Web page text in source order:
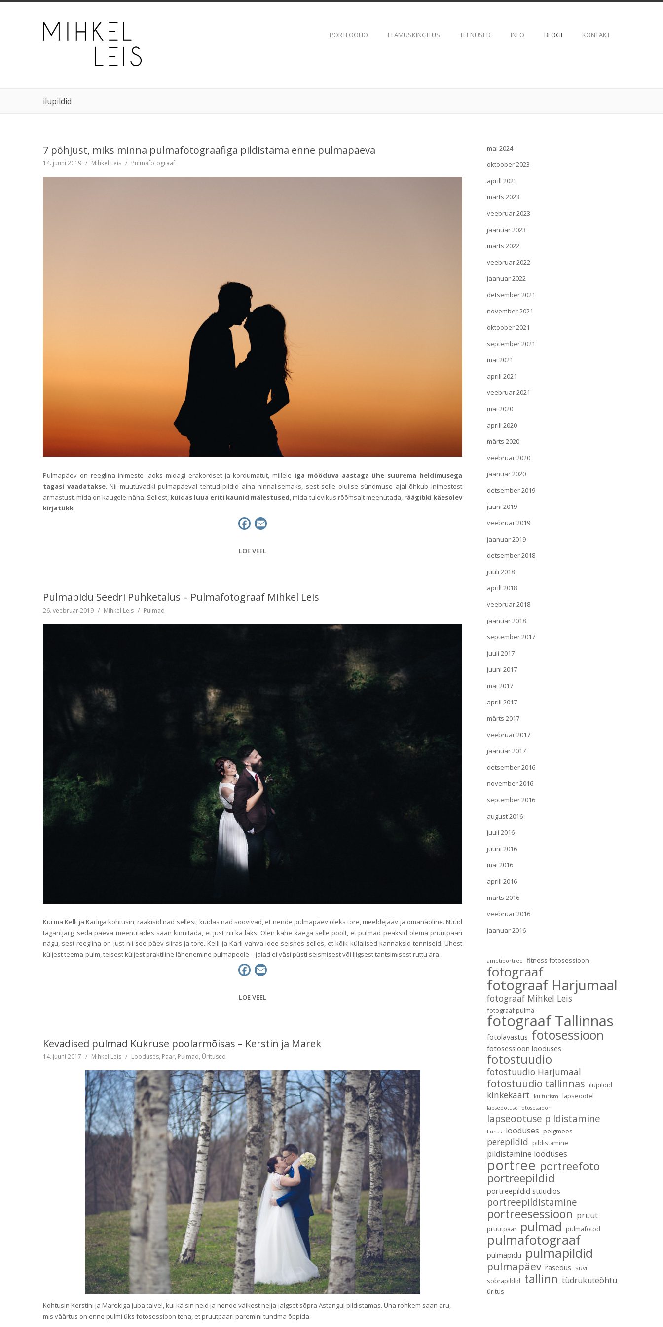
PORTFOOLIO ELAMUSKINGITUS TEENUSED INFO BLOGI KONTAKT
ilupildid
7 põhjust, miks minna pulmafotograafiga pildistama enne pulmapäeva
14. juuni 2019 / Mihkel Leis / Pulmafotograaf
Pulmapäev on reeglina inimeste jaoks midagi erakordset ja kordumatut, millele iga mööduva aastaga ühe suurema heldimusega
tagasi vaadatakse. Nii muutuvadki pulmapäeval tehtud pildid aina hinnalisemaks, sest selle olulise sündmuse ajal õhkub inimestest
armastust, mida on kaugele näha. Sellest, kuidas luua eriti kaunid mälestused, mida tulevikus rõõmsalt meenutada,räägibki käesolev
kirjatükk.
c
o
LOE VEEL
Pulmapidu Seedri Puhketalus – Pulmafotograaf Mihkel Leis
26. veebruar 2019 / Mihkel Leis / Pulmad
Kui ma Kelli ja Karliga kohtusin, rääkisid nad sellest, kuidas nad soovivad, et nende pulmapäev oleks tore, meeldejääv ja omanäoline. Nüüd
tagantjärgi seda päeva meenutades saan kinnitada, et just nii ka läks. Olen kahe käega selle poolt, et pulmad peaksid olema pruutpaari
nägu, sest reeglina on just nii see päev siiras ja tore. Kelli ja Karli vahva idee seisnes selles, et kõik külalised kannaksid tenniseid. Ühest
küljest teema-pulm, teisest küljest praktiline lähenemine pulmapeole – jalad ei väsi püsti seismisest või liigsest tantsimisest ruttu ära.
c
o
LOE VEEL
Kevadised pulmad Kukruse poolarmõisas – Kerstin ja Marek
14. juuni 2017 / Mihkel Leis / Looduses, Paar, Pulmad, Üritused
Kohtusin Kerstini ja Marekiga juba talvel, kui käisin neid ja nende väikest nelja-jalgset sõpra Astangul pildistamas. Üha rohkem saan aru,
mis väärtus on enne pulmi üks fotosessioon teha, et pruutpaari paremini tundma õppida.
mai 2024
oktoober 2023
aprill 2023
märts 2023
veebruar 2023
jaanuar 2023
märts 2022
veebruar 2022
jaanuar 2022
detsember 2021
november 2021
oktoober 2021
september 2021
mai 2021
aprill 2021
veebruar 2021
mai 2020
aprill 2020
märts 2020
veebruar 2020
jaanuar 2020
detsember 2019
juuni 2019
veebruar 2019
jaanuar 2019
detsember 2018
juuli 2018
aprill 2018
veebruar 2018
jaanuar 2018
september 2017
juuli 2017
juuni 2017
mai 2017
aprill 2017
märts 2017
veebruar 2017
jaanuar 2017
detsember 2016
november 2016
september 2016
august 2016
juuli 2016
juuni 2016
mai 2016
aprill 2016
märts 2016
veebruar 2016
jaanuar 2016
ametiportree fitness fotosessioon
fotograaf
fotograaf Harjumaal
fotograaf Mihkel Leis
fotograaf pulma
fotograaf Tallinnas
fotolavastus fotosessioon
fotosessioon looduses
fotostuudio
fotostuudio Harjumaal
fotostuudio tallinnas ilupildid
kinkekaart kulturism lapseootel
lapseootuse fotosessioon
lapseootuse pildistamine
linnas looduses peigmees
perepildid pildistamine
pildistamine looduses
portree portreefoto
portreepildid
portreepildid stuudios
portreepildistamine
portreesessioon pruut
pruutpaar pulmad pulmafotod
pulmafotograaf
pulmapidu pulmapildid
pulmapäev rasedus suvi
sõbrapildid tallinn tüdrukuteõhtu
üritus